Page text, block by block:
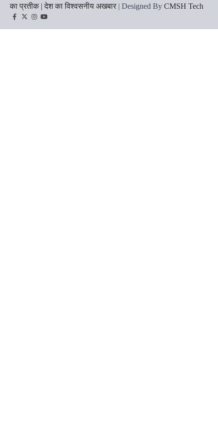
का प्रतीक | देश का विश्वसनीय अखबार | Designed By CMSH Tech
Facebook
TwitterInstagram
YouTube